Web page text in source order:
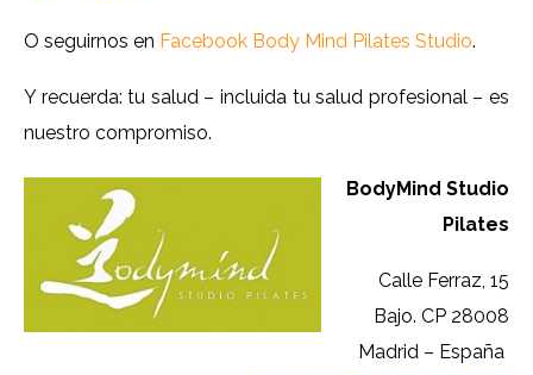
O seguirnos en Facebook Body Mind Pilates Studio.
Y recuerda: tu salud – incluida tu salud profesional – es
nuestro compromiso.
BodyMind Studio
Pilates
Calle Ferraz, 15
Bajo. CP 28008
Madrid – España